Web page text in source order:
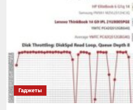
Гаджеты